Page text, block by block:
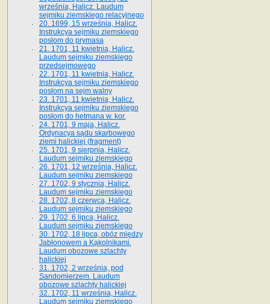
września, Halicz. Laudum
sejmiku ziemskiego relacyjnego
20. 1699, 15 września, Halicz.
Instrukcya sejmiku ziemskiego
posłom do prymasa
21. 1701, 11 kwietnia, Halicz.
Laudum sejmiku ziemskiego
przedsejmowego
22. 1701, 11 kwietnia, Halicz.
Instrukcya sejmiku ziemskiego
posłom na sejm walny
23. 1701, 11 kwietnia, Halicz.
Instrukcya sejmiku ziemskiego
posłom do hetmana w. kor.
24. 1701, 9 maja, Halicz.
Ordynacya sądu skarbowego
ziemi halickiej (fragment)
25. 1701, 9 sierpnia, Halicz.
Laudum sejmiku ziemskiego
26. 1701, 12 września, Halicz.
Laudum sejmiku ziemskiego
27. 1702, 9 stycznia, Halicz.
Laudum sejmiku ziemskiego
28. 1702, 8 czerwca, Halicz.
Laudum sejmiku ziemskiego
29. 1702, 6 lipca, Halicz.
Laudum sejmiku ziemskiego
30. 1702, 18 lipca, obóz między
Jabłonowem a Kąkolnikami.
Laudum obozowe szlachty
halickiej
31. 1702, 2 września, pod
Sandomierzem. Laudum
obozowe szlachty halickiej
32. 1702, 11 września, Halicz.
Laudum sejmiku ziemskiego